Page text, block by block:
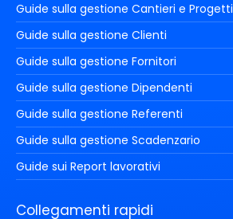
Guide sulla gestione Cantieri e Progetti
Guide sulla gestione Clienti
Guide sulla gestione Fornitori
Guide sulla gestione Dipendenti
Guide sulla gestione Referenti
Guide sulla gestione Scadenzario
Guide sui Report lavorativi
Collegamenti rapidi